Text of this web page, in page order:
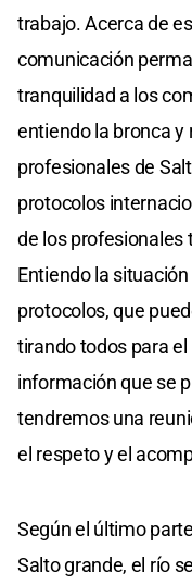
trabajo. Acerca de
comunicación
tranquilidad a los
entiendo la bronca y
profesionales de
protocolos
de los profesionales
Entiendo la
protocolos, que
tirando todos para
información que se
tendremos una
el respeto y el
Según el último
Salto grande, el río